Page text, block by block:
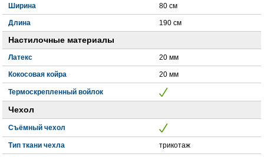
Ширина 80 см
Длина 190 см
Настилочные материалы
Латекс 20 мм
Кокосовая койра 20 мм
Термоскрепленный войлок
Чехол
Съёмный чехол
Тип ткани чехла трикотаж